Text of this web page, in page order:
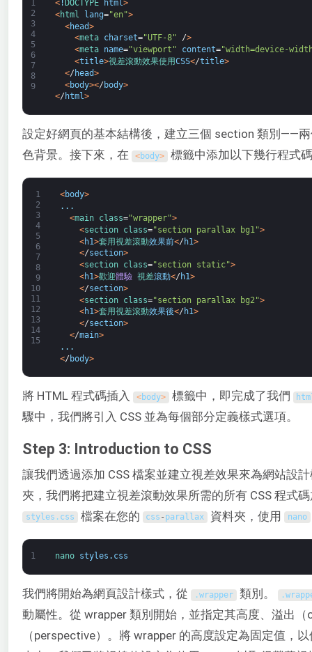
1
2
3
4
5
6
7
8
9
<! DOCTYPE html>
<html lang="en">
<head>
<meta charset="UTF-8" />
<meta name="viewport" content="width=device-
<title>視差滾動效果使用CSS</title>
</ head>
<body></ body>
</ html>
設定好網頁的基本結構後，建立三個 section 類別——
色背景。接下來，在
<body> 標籤中添加以下幾行程式
1
2
3
4
5
6
7
8
9
10
11
12
13
14
15
<body>
. . .
<main class="wrapper">
<section class="section parallax bg1">
<h1>套用視差滾動效果前</ h1>
</section>
<section class="section static">
<h1>歡迎體驗 視差滾動</ h1>
</section>
<section class="section parallax bg2">
<h1>套用視差滾動效果後</ h1>
</section>
</main>
. . .
</ body>
將 HTML 程式碼插入 <body> 標籤中，即完成了我們
驟中，我們將引入 CSS 並為每個部分定義樣式選項。
Step 3: Introduction to CSS
讓我們透過添加 CSS 檔案並建立視差效果來為網站設
夾，我們將把建立視差滾動效果所需的所有 CSS 程式
styles . css 檔案在您的 css - parallax 資料夾，使用 nano
1 nano styles . css
我們將開始為網頁設計樣式，從 .wrapper 類別。 .
動屬性。從 wrapper 類別開始，並指定其高度、溢出
（perspective）。將 wrapper 的高度設定為固定值，